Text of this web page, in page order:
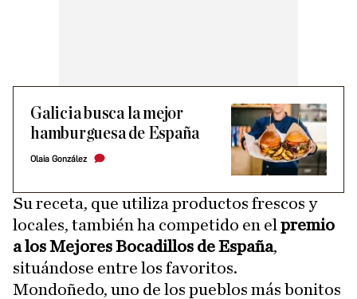
Galicia busca la mejor
hamburguesa de España
Olaia González
Su receta, que utiliza productos frescos y
locales, también ha competido en el premio
a los Mejores Bocadillos de España,
situándose entre los favoritos.
Mondoñedo, uno de los pueblos más bonitos